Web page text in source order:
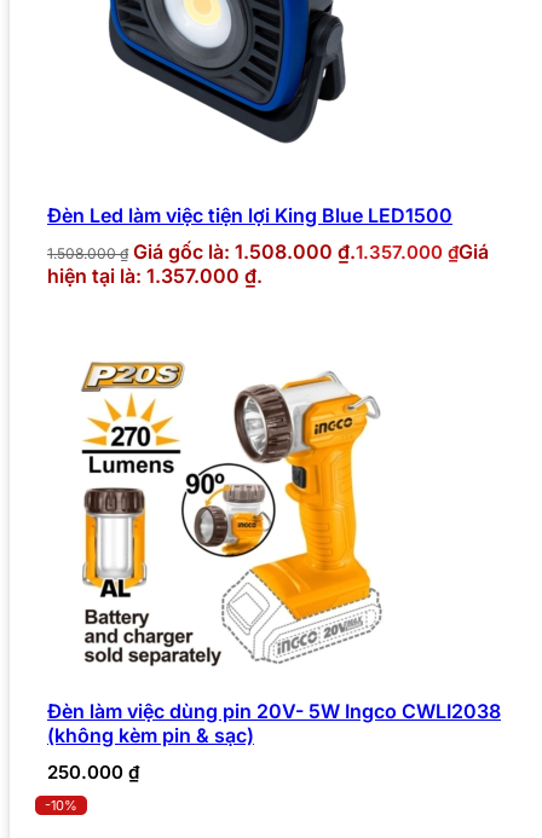
Đèn Led làm việc tiện lợi King Blue LED1500
1.508.000₫ Giá gốc là: 1.508.000 ₫.1.357.000 ₫Giá
hiện tại là: 1.357.000 ₫.
Đèn làm việc dùng pin 20V- 5W Ingco CWLI2038
(không kèm pin & sạc)
250.000 ₫
-10%